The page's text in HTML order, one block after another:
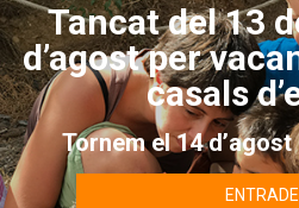
Tancat del 13
d’agost per
casals
Tornem el 14 d’agost